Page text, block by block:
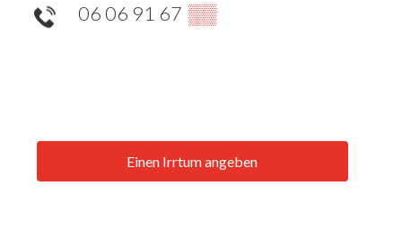
06 06 91 67 ▒▒
Einen Irrtum angeben